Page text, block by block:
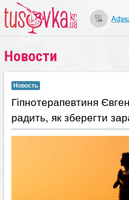
Новости
Новость
Гіпнотерапевтиня
радить, як зберегти